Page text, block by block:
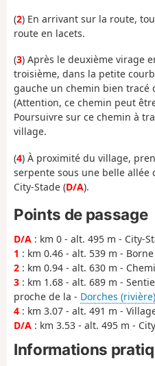
(2) En arrivant sur la route,
route en lacets.
(3) Après le deuxième virage
troisième, dans la petite
gauche un chemin bien tracé
(Attention, ce chemin peut
Poursuivre sur ce chemin à
village.
(4) À proximité du village,
serpente sous une belle
City-Stade (D/A).
Points de passage
D/A : km 0 - alt. 495 m - City-
1 : km 0.46 - alt. 539 m -
2 : km 0.94 - alt. 630 m -
3 : km 1.68 - alt. 689 m -
proche de la - Dorches
4 : km 3.07 - alt. 491 m -
D/A : km 3.53 - alt. 495 m -
Informations